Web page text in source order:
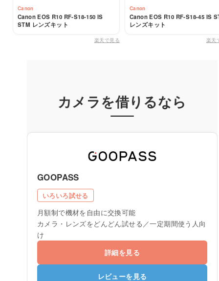
Canon
Canon EOS R10 RF-S18-150 IS
STM レンズキット
楽天で見る
Canon
Canon EOS R10 RF-S18-45 IS
レンズキット
楽天
カメラを借りるなら
GOOPASS
いろいろ試せる
月額制で機材を自由に交換可能
カメラ・レンズをどんどん試せる／一定期間使う人向
け
詳細を見る
レビューを見る